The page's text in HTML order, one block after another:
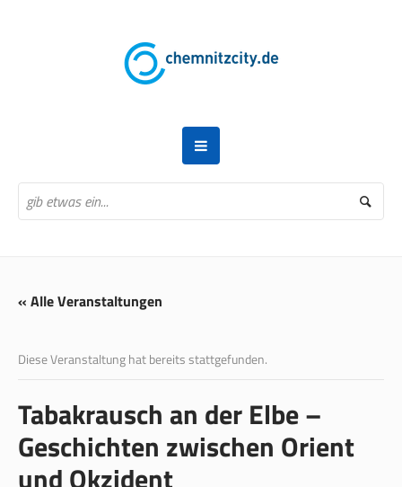
« Alle Veranstaltungen
Diese Veranstaltung hat bereits stattgefunden.
Tabakrausch an der Elbe –
Geschichten zwischen Orient